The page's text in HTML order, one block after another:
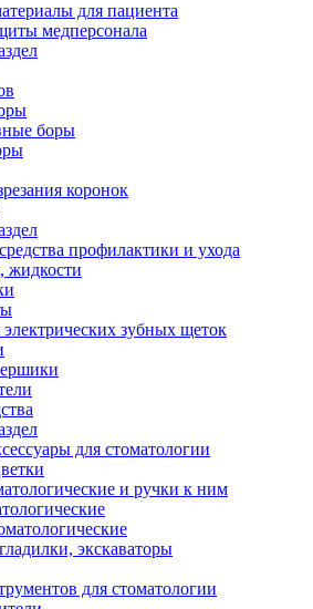
для пациента
медперсонала
боры
коронок
профилактики и ухода
жидкости
зубных щеток
для стоматологии
и ручки к ним
экскаваторы
для стоматологии